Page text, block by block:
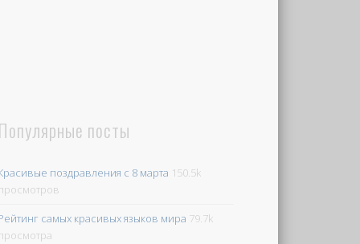
посты
поздравления с 8 марта 150.5k
самых красивых языков мира 79.7k